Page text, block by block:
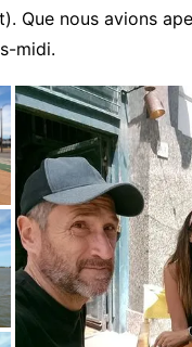
Que nous avions
midi.